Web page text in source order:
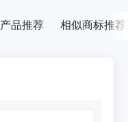
品推荐 相似商标推荐